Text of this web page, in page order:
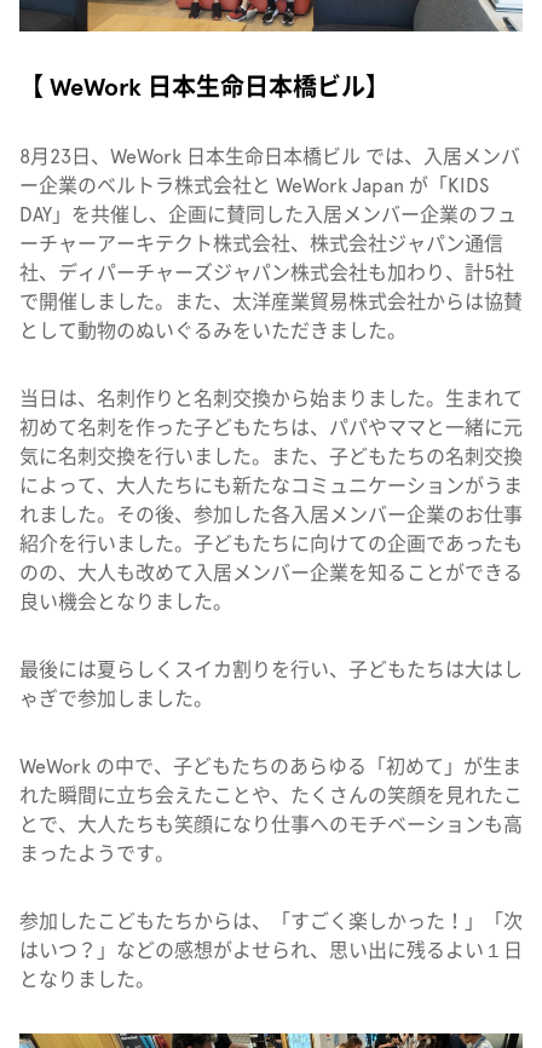
【 WeWork 日本生命日本橋ビル】
8月23日、WeWork 日本生命日本橋ビル では、入居メンバ
ー企業のベルトラ株式会社と WeWork Japan が「KIDS
DAY」を共催し、企画に賛同した入居メンバー企業のフュ
ーチャーアーキテクト株式会社、株式会社ジャパン通信
社、ディパーチャーズジャパン株式会社も加わり、計5社
で開催しました。また、太洋産業貿易株式会社からは協賛
として動物のぬいぐるみをいただきました。
当日は、名刺作りと名刺交換から始まりました。生まれて
初めて名刺を作った子どもたちは、パパやママと一緒に元
気に名刺交換を行いました。また、子どもたちの名刺交換
によって、大人たちにも新たなコミュニケーションがうま
れました。その後、参加した各入居メンバー企業のお仕事
紹介を行いました。子どもたちに向けての企画であったも
のの、大人も改めて入居メンバー企業を知ることができる
良い機会となりました。
最後には夏らしくスイカ割りを行い、子どもたちは大はし
ゃぎで参加しました。
WeWork の中で、子どもたちのあらゆる「初めて」が生ま
れた瞬間に立ち会えたことや、たくさんの笑顔を見れたこ
とで、大人たちも笑顔になり仕事へのモチベーションも高
まったようです。
参加したこどもたちからは、「すごく楽しかった！」「次
はいつ？」などの感想がよせられ、思い出に残るよい１日
となりました。